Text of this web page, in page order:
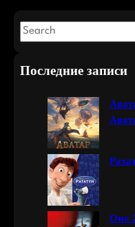
S
a
Последние записи
Оно